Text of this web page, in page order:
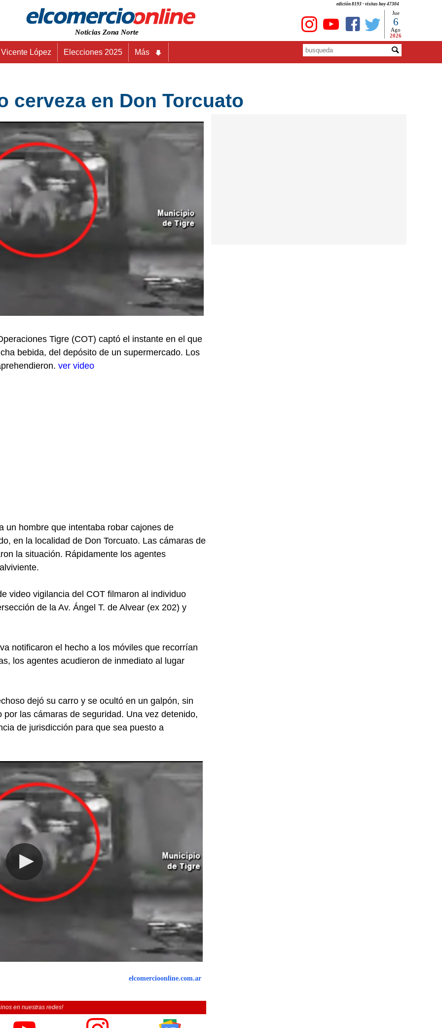
edición 8193 - visitas hoy 47304
Noticias Zona Norte
Jue
6
Ago
2026
Vicente López Elecciones 2025 Más
cerveza en Don Torcuato
Tigre (COT) captó el instante en el que
bebida, del depósito de un supermercado. Los
ver video
un hombre que intentaba robar cajones de
en la localidad de Don Torcuato. Las cámaras de
la situación. Rápidamente los agentes
video vigilancia del COT filmaron al individuo
de la Av. Ángel T. de Alvear (ex 202) y
notificaron el hecho a los móviles que recorrían
los agentes acudieron de inmediato al lugar
dejó su carro y se ocultó en un galpón, sin
las cámaras de seguridad. Una vez detenido,
de jurisdicción para que sea puesto a
elcomercioonline.com.ar
en nuestras redes!